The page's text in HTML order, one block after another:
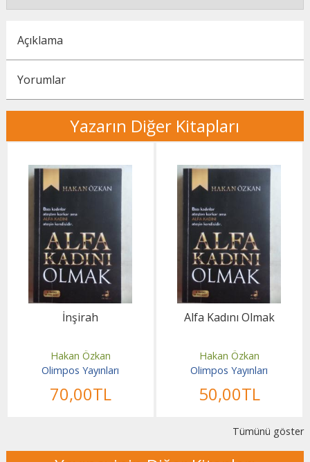
Açıklama
Yorumlar
Yazarın Diğer Kitapları
İnşirah
Hakan Özkan
Olimpos Yayınları
70,00TL
Alfa Kadını Olmak
Hakan Özkan
Olimpos Yayınları
50,00TL
Tümünü göster